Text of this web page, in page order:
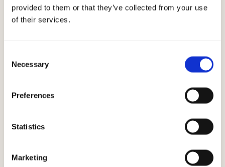
provided to them or that they’ve collected from your use
of their services.
Selection
Necessary
Preferences
Statistics
Marketing
Decanter
Bei den Decanter World Wine Awards (DWWA) handelt
es sich um den größten Weinwettbewerb der Welt, der
hohes Ansehen genießt. Bei diesem bereits zum 18. Mal
ausgerichteten Wettbewerb kommen führende
internationale Weinexperten und die besten Fachleuchte
aus der Weinbranche zusammen, die den Auftrag
Auswahl und Abstimmung vorzunehmen.